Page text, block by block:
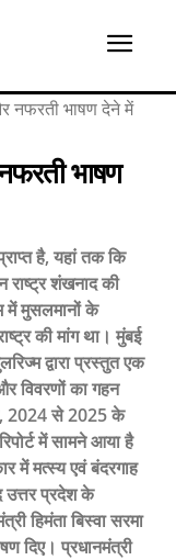
नफरती भाषण देने में
भाषण
है, यहां तक ​​कि
राष्ट्र शंखनाद की
में मुसलमानों के
की मांग था। मुंबई
द्वारा प्रस्तुत एक
विवरणों का गहन
2024 से 2025 के
में सामने आया है
में मत्स्य एवं बंदरगाह
उत्तर प्रदेश के
हिमंता बिस्वा सरमा
दिए। प्रधानमंत्री